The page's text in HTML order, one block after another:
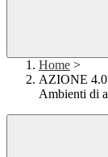
Home >
AZIONE
Ambienti di